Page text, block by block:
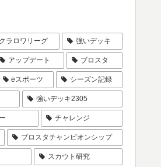
クラロワリーグ 強いデッキ
アップデート ブロスタ
eスポーツ シーズン記録
強いデッキ2305
チャレンジ
ブロスタチャンピオンシップ
スカウト研究